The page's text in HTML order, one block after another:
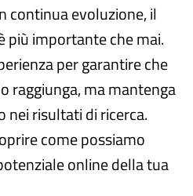
continua evoluzione, il
più importante che mai.
per garantire che
raggiunga, ma mantenga
nei risultati di ricerca.
come possiamo
online della tua